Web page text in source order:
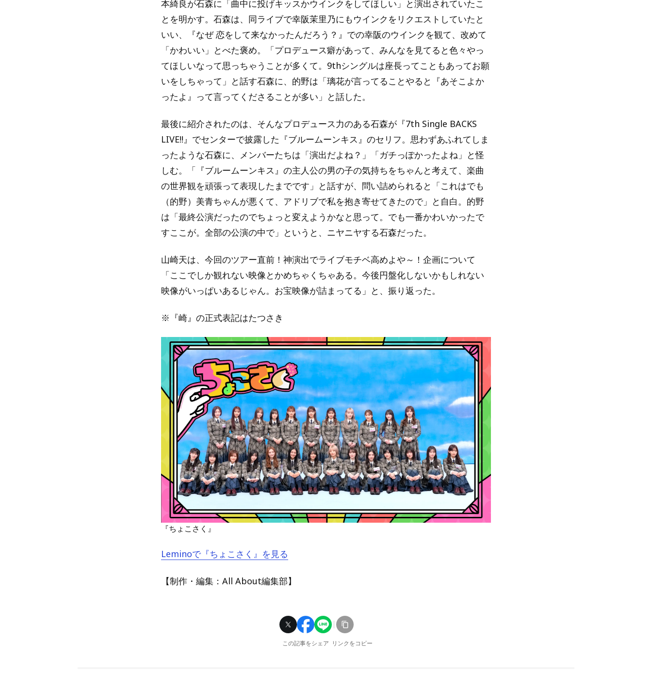
本綺良が石森に「曲中に投げキッスかウインクをしてほしい」と演出されていたこ
とを明かす。石森は、同ライブで幸阪茉里乃にもウインクをリクエストしていたと
いい、『なぜ 恋をして来なかったんだろう？』での幸阪のウインクを観て、改めて
「かわいい」とべた褒め。「プロデュース癖があって、みんなを見てると色々やっ
てほしいなって思っちゃうことが多くて。9thシングルは座長ってこともあってお願
いをしちゃって」と話す石森に、的野は「璃花が言ってることやると『あそこよか
ったよ』って言ってくださることが多い」と話した。
最後に紹介されたのは、そんなプロデュース力のある石森が『7th Single BACKS
LIVE!!』でセンターで披露した『ブルームーンキス』のセリフ。思わずあふれてしま
ったような石森に、メンバーたちは「演出だよね？」「ガチっぽかったよね」と怪
しむ。「『ブルームーンキス』の主人公の男の子の気持ちをちゃんと考えて、楽曲
の世界観を頑張って表現したまでです」と話すが、問い詰められると「これはでも
（的野）美青ちゃんが悪くて、アドリブで私を抱き寄せてきたので」と自白。的野
は「最終公演だったのでちょっと変えようかなと思って。でも一番かわいかったで
すここが。全部の公演の中で」というと、ニヤニヤする石森だった。
山崎天は、今回のツアー直前！神演出でライブモチベ高めよや～！企画について
「ここでしか観れない映像とかめちゃくちゃある。今後円盤化しないかもしれない
映像がいっぱいあるじゃん。お宝映像が詰まってる」と、振り返った。
※『崎』の正式表記はたつさき
『ちょこさく』
Leminoで『ちょこさく』を見る
【制作・編集：All About編集部】
この記事をシェア リンクをコピー